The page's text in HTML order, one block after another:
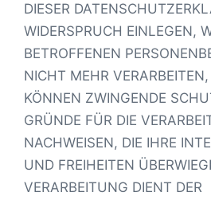
DIESER
WIDERSPRUCH EINLEGEN,
BETROFFENEN
NICHT MEHR
KÖNNEN ZWINGENDE
GRÜNDE FÜR DIE
NACHWEISEN, DIE IHRE
UND FREIHEITEN
VERARBEITUNG DIENT DER